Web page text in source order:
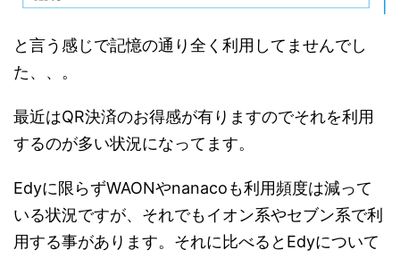
と言う感じで記憶の通り全く利用してませんでし
た、、。
最近はQR決済のお得感が有りますのでそれを利用
するのが多い状況になってます。
Edyに限らずWAONやnanacoも利用頻度は減って
いる状況ですが、それでもイオン系やセブン系で利
用する事があります。それに比べるとEdyについて